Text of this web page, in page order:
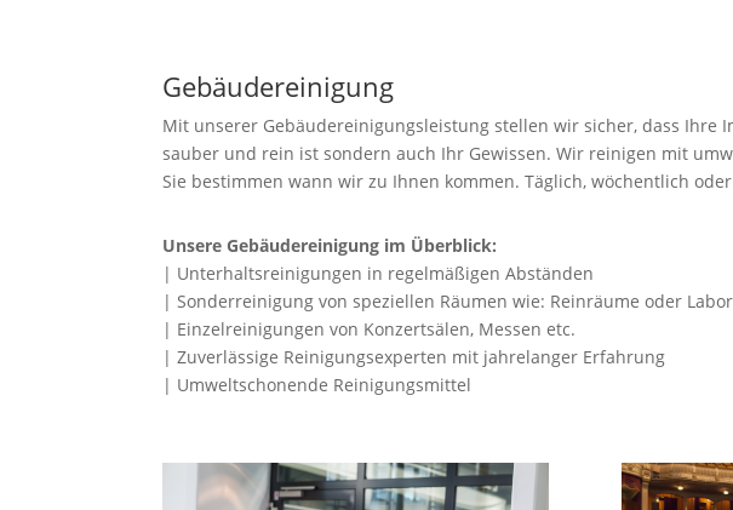
Gebäudereinigung
Mit unserer Gebäudereinigungsleistung stellen wir sicher, dass
sauber und rein ist sondern auch Ihr Gewissen. Wir reinigen mit
Sie bestimmen wann wir zu Ihnen kommen. Täglich, wöchentlich
Unsere Gebäudereinigung im Überblick:
| Unterhaltsreinigungen in regelmäßigen Abständen
| Sonderreinigung von speziellen Räumen wie: Reinräume oder
| Einzelreinigungen von Konzertsälen, Messen etc.
| Zuverlässige Reinigungsexperten mit jahrelanger Erfahrung
| Umweltschonende Reinigungsmittel